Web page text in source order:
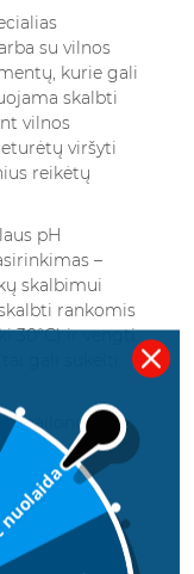
su vilnos
kurie gali
skalbti
vilnos
viršyti
reikėtų
pH
–
skalbimui
rankomis
30°C) ir vengti
nailonui,
skystas
tirpsta ir
Sintetiniai
temperatūroje.